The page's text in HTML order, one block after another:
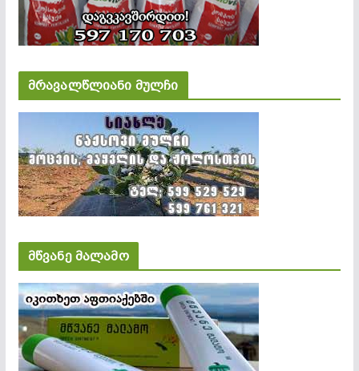
მრავალწლიანი მულჩი
მწვანე მალამო